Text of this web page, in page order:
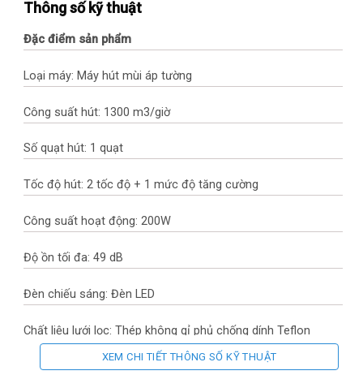
Thông số kỹ thuật
Đặc điểm sản phẩm
Loại máy: Máy hút mùi áp tường
Công suất hút: 1300 m3/giờ
Số quạt hút: 1 quạt
Tốc độ hút: 2 tốc độ + 1 mức độ tăng cường
Công suất hoạt động: 200W
Độ ồn tối đa: 49 dB
Đèn chiếu sáng: Đèn LED
Chất liệu lưới lọc: Thép không gỉ phủ chống dính Teflon
Bảng điều khiển: Vẫy tay & Cảm ứng
XEM CHI TIẾT THÔNG SỐ KỸ THUẬT